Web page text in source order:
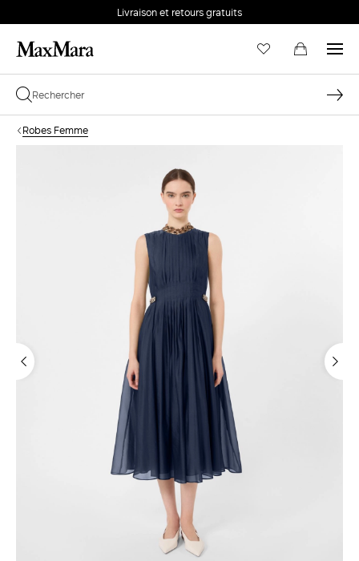
Livraison et retours gratuits
Robes Femme